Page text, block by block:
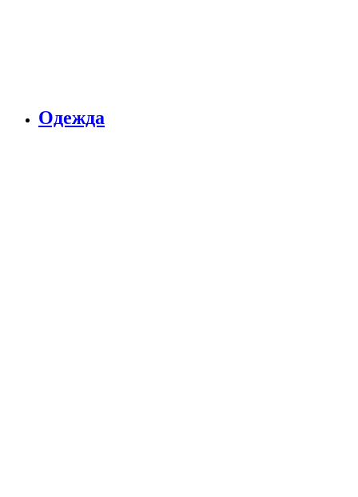
Одежда